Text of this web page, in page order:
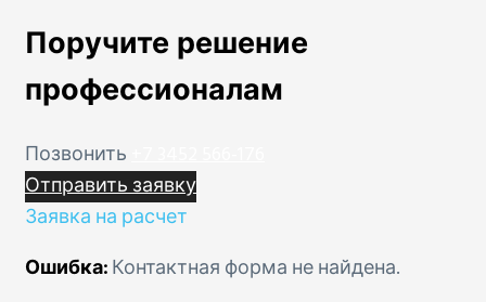
Поручите решение
профессионалам
Позвонить
Отправить заявку
Заявка на расчет
Ошибка:Контактная форма не найдена.